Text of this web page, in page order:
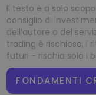
Il testo è a solo
consiglio di
dell’autore o del
trading è rischiosa, i
futuri - rischia solo i
FONDAMENTI